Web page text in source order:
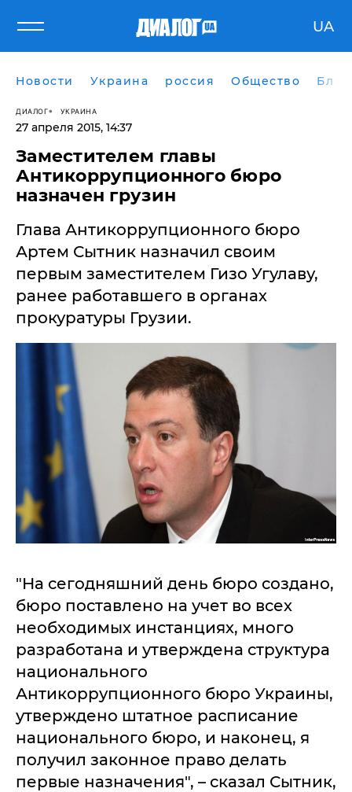
UA
Новости Украина россия Общество
ДИАЛОГ УКРАИНА
27 апреля 2015, 14:37
Заместителем главы
Антикоррупционного бюро
назначен грузин
​Глава Антикоррупционного бюро
Артем Сытник назначил своим
первым заместителем Гизо Угулаву,
ранее работавшего в органах
прокуратуры Грузии.
"На сегодняшний день бюро создано,
бюро поставлено на учет во всех
необходимых инстанциях, много
разработана и утверждена структура
национального
Антикоррупционного бюро Украины,
утверждено штатное расписание
национального бюро, и наконец, я
получил законное право делать
первые назначения", – сказал Сытник,